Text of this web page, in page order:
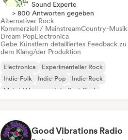
Sound Experte
> 800 Antworten gegeben
Alternativer Rock
Kommerziell / MainstreamCountry-Musik
Dream PopElectronica
Gebe Künstlern detailliertes Feedback zu
dem Klang/der Produktion
Electronica
Experimenteller Rock
Indie-Folk
Indie-Pop
Indie-Rock
Metal / Heavy metal
Post-Punk
Good Vibrations Radio